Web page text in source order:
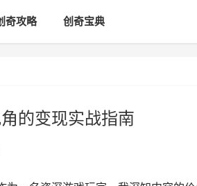
奇攻略 创奇宝典
的变现实战指南